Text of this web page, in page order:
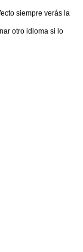
siempre verás la
otro idioma si lo